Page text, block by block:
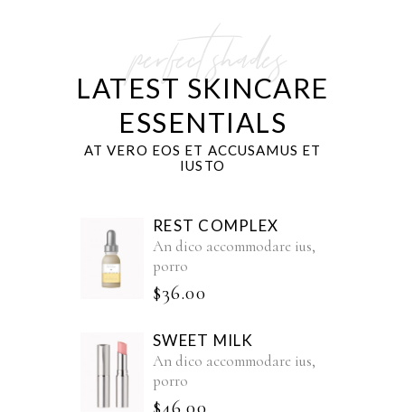
perfect shades
LATEST SKINCARE
ESSENTIALS
AT VERO EOS ET ACCUSAMUS ET
IUSTO
REST COMPLEX
An dico accommodare ius,
porro
$36.00
SWEET MILK
An dico accommodare ius,
porro
$46.00